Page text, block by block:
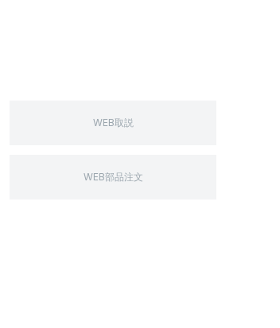
WEB取説
WEB部品注文